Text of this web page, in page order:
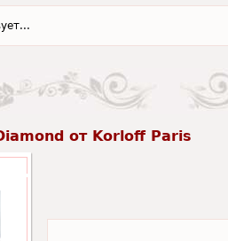
от Korloff Paris